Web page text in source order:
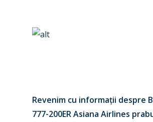
Revenim cu informații despre
777-200ER Asiana Airlines